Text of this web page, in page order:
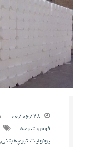
۰۰/۰۶/۲۸
فوم و تیرچه
یونولیت تیرچه بتنی,